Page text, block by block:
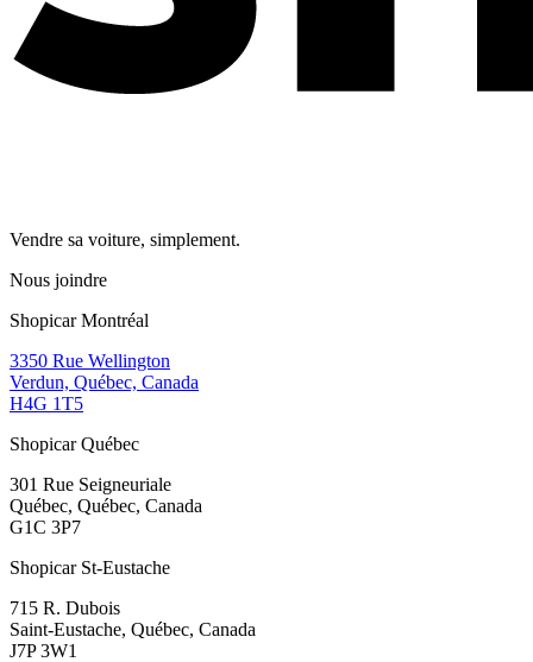
Vendre sa voiture, simplement.
Nous joindre
Shopicar Montréal
3350 Rue Wellington
Verdun, Québec, Canada
H4G 1T5
Shopicar Québec
301 Rue Seigneuriale
Québec, Québec, Canada
G1C 3P7
Shopicar St-Eustache
715 R. Dubois
Saint-Eustache, Québec, Canada
J7P 3W1